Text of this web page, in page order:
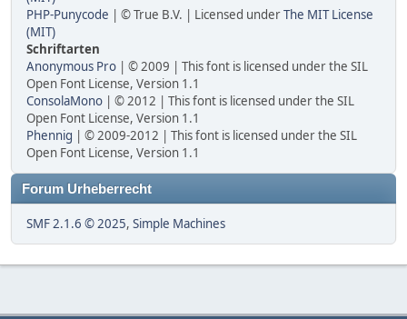
PHP-Punycode | © True B.V. | Licensed underThe MIT License
(MIT)
Schriftarten
Anonymous Pro | © 2009 | This font is licensed under the SIL
Open Font License, Version 1.1
ConsolaMono | © 2012 | This font is licensed under the SIL
Open Font License, Version 1.1
Phennig | © 2009-2012 | This font is licensed under the SIL
Open Font License, Version 1.1
Forum Urheberrecht
SMF 2.1.6 © 2025, Simple Machines